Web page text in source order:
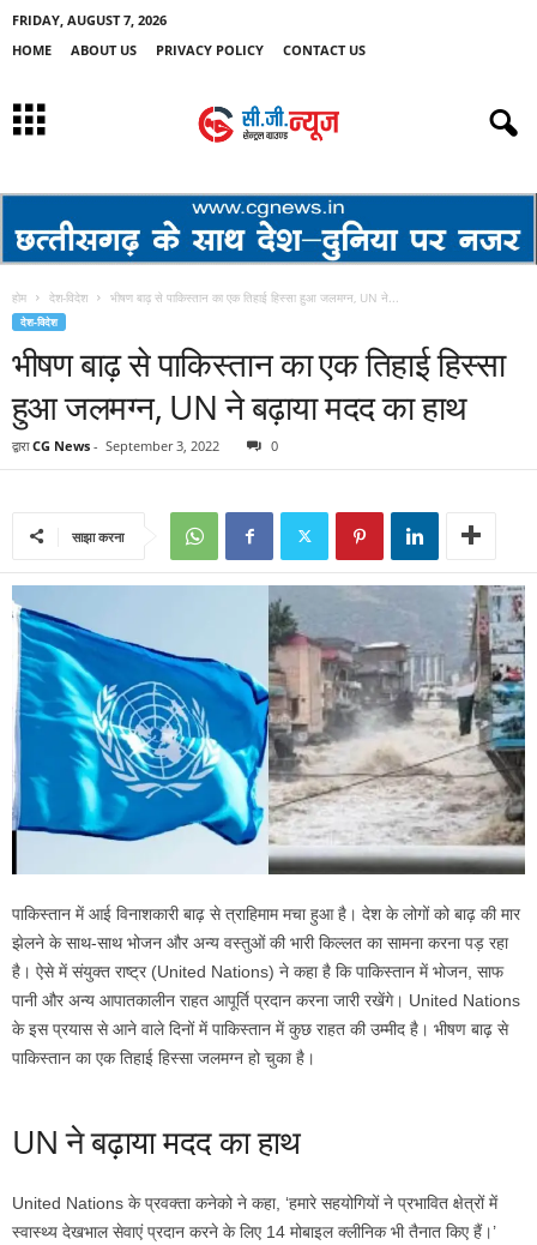
FRIDAY, AUGUST 7, 2026
HOME
ABOUT US PRIVACY POLICY CONTACT US
होम देश-विदेश भीषण बाढ़ से पाकिस्तान का एक तिहाई हिस्सा हुआ जलमग्न, UN ने...
देश-विदेश
भीषण बाढ़ से पाकिस्तान का एक तिहाई हिस्सा
हुआ जलमग्न, UN ने बढ़ाया मदद का हाथ
द्वारा CG News - September 3, 2022 0
साझा करना
पाकिस्तान में आई विनाशकारी बाढ़ से त्राहिमाम मचा हुआ है। देश के लोगों को बाढ़ की मार
झेलने के साथ-साथ भोजन और अन्य वस्तुओं की भारी किल्लत का सामना करना पड़ रहा
है। ऐसे में संयुक्त राष्ट्र (United Nations) ने कहा है कि पाकिस्तान में भोजन, साफ
पानी और अन्य आपातकालीन राहत आपूर्ति प्रदान करना जारी रखेंगे। United Nations
के इस प्रयास से आने वाले दिनों में पाकिस्तान में कुछ राहत की उम्मीद है। भीषण बाढ़ से
पाकिस्तान का एक तिहाई हिस्सा जलमग्न हो चुका है।
UN ने बढ़ाया मदद का हाथ
United Nations के प्रवक्ता कनेको ने कहा, ‘हमारे सहयोगियों ने प्रभावित क्षेत्रों में
स्वास्थ्य देखभाल सेवाएं प्रदान करने के लिए 14 मोबाइल क्लीनिक भी तैनात किए हैं।’